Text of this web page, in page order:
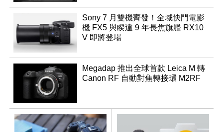
Sony 7 月雙機齊發！全域快門電影
機 FX5 與睽違 9 年長焦旗艦 RX10
V 即將登場
Megadap 推出全球首款 Leica M 轉
Canon RF 自動對焦轉接環 M2RF